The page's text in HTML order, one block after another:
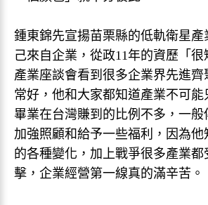
鍾東錦先宣揚苗栗縣的低軌衛星產
己來自企業，從政11年的資歷「
產業座談會看到很多企業界先進
常好，他和大家都知道產業不可能
畢業在台灣賺到的比例不多，一般
加強照顧和給予一些福利，因為他
的各種變化，加上戰爭很多產業
擊，企業經營第一線真的滿辛苦。